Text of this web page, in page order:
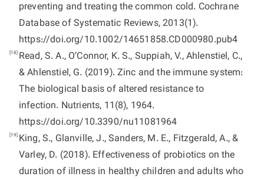
preventing and treating the common cold. Cochrane
Database of Systematic Reviews, 2013(1).
https://doi.org/10.1002/14651858.CD000980.pub4
[18] Read, S. A., O’Connor, K. S., Suppiah, V., Ahlenstiel, C.,
& Ahlenstiel, G. (2019). Zinc and the immune system:
The biological basis of altered resistance to
infection. Nutrients, 11(8), 1964.
https://doi.org/10.3390/nu11081964
[19] King, S., Glanville, J., Sanders, M. E., Fitzgerald, A., &
Varley, D. (2018). Effectiveness of probiotics on the
duration of illness in healthy children and adults who